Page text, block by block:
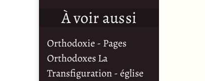
À voir aussi
Orthodoxie - Pages
Orthodoxes La
Transfiguration - église